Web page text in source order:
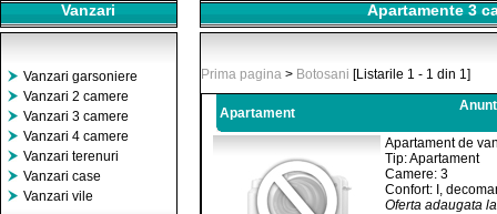
Vanzari
Vanzari garsoniere
Vanzari 2 camere
Vanzari 3 camere
Vanzari 4 camere
Vanzari terenuri
Vanzari case
Vanzari vile
Apartamente 3
Prima pagina > Botosani [Listarile 1 - 1 din 1]
Apartament
Apartament de
Tip: Apartament
Camere: 3
Confort: I,
Oferta adaugata